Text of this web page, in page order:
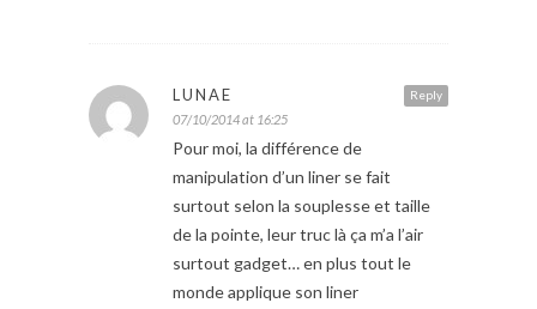
Reply
LUNAE
07/10/2014 at 16:25
Pour moi, la différence de
manipulation d’un liner se fait
surtout selon la souplesse et taille
de la pointe, leur truc là ça m’a l’air
surtout gadget… en plus tout le
monde applique son liner